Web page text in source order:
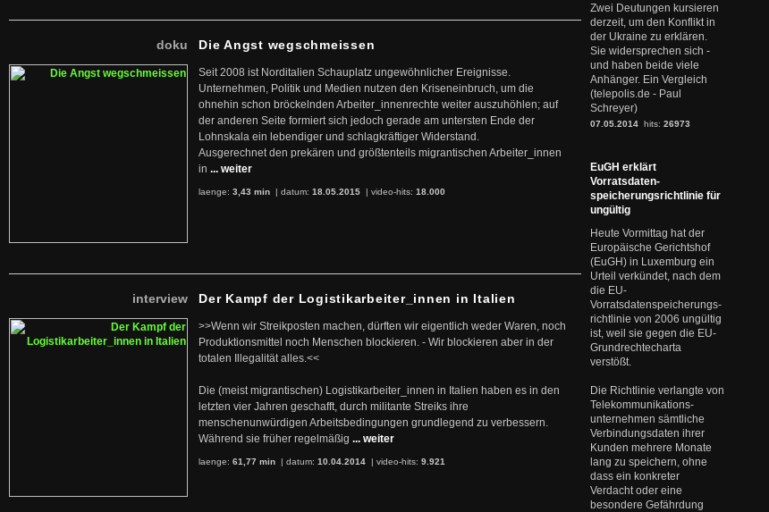
doku Die Angst wegschmeissen
Seit 2008 ist Norditalien Schauplatz ungewöhnlicher Ereignisse.
Unternehmen, Politik und Medien nutzen den Kriseneinbruch, um die
ohnehin schon bröckelnden Arbeiter_innenrechte weiter auszuhöhlen; auf
der anderen Seite formiert sich jedoch gerade am untersten Ende der
Lohnskala ein lebendiger und schlagkräftiger Widerstand.
Ausgerechnet den prekären und größtenteils migrantischen Arbeiter_innen
in ... weiter
laenge: 3,43 min | datum: 18.05.2015 | video-hits: 18.000
interview Der Kampf der Logistikarbeiter_innen in Italien
>>Wenn wir Streikposten machen, dürften wir eigentlich weder Waren, noch
Produktionsmittel noch Menschen blockieren. - Wir blockieren aber in der
totalen Illegalität alles.<<
Die (meist migrantischen) Logistikarbeiter_innen in Italien haben es in den
letzten vier Jahren geschafft, durch militante Streiks ihre
menschenunwürdigen Arbeitsbedingungen grundlegend zu verbessern.
Während sie früher regelmäßig ... weiter
laenge: 61,77 min | datum: 10.04.2014 | video-hits: 9.921
Zwei Deutungen kursieren
derzeit, um den Konflikt in
der Ukraine zu erklären.
Sie widersprechen sich -
und haben beide viele
Anhänger. Ein Vergleich
(telepolis.de - Paul
Schreyer)
07.05.2014 hits: 26973
EuGH erklärt
Vorratsdaten-
speicherungsrichtlinie für
ungültig
Heute Vormittag hat der
Europäische Gerichtshof
(EuGH) in Luxemburg ein
Urteil verkündet, nach dem
die EU-
Vorratsdatenspeicherungs-
richtlinie von 2006 ungültig
ist, weil sie gegen die EU-
Grundrechtecharta
verstößt.
Die Richtlinie verlangte von
Telekommunikations-
unternehmen sämtliche
Verbindungsdaten ihrer
Kunden mehrere Monate
lang zu speichern, ohne
dass ein konkreter
Verdacht oder eine
besondere Gefährdung